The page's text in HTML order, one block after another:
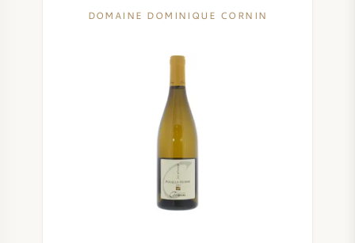
DOMAINE DOMINIQUE CORNIN